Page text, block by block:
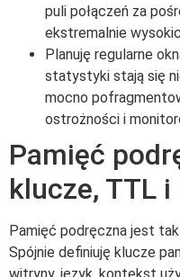
puli połączeń za
ekstremalnie
Planuję regularne
statystyki stają się
mocno
ostrożności i
Pamięć
klucze, TTL
Pamięć podręczna jest
Spójnie definiuję klucze